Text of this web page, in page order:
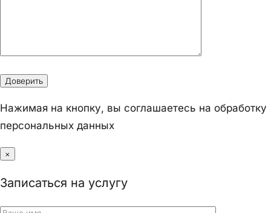
Нажимая на кнопку, вы соглашаетесь на обработку
персональных данных
×
Записаться на услугу